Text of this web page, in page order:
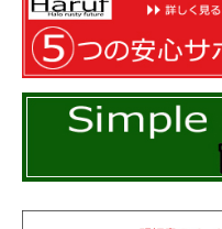
カパっと開くコインケー
本革のソフトレザーな
ます。